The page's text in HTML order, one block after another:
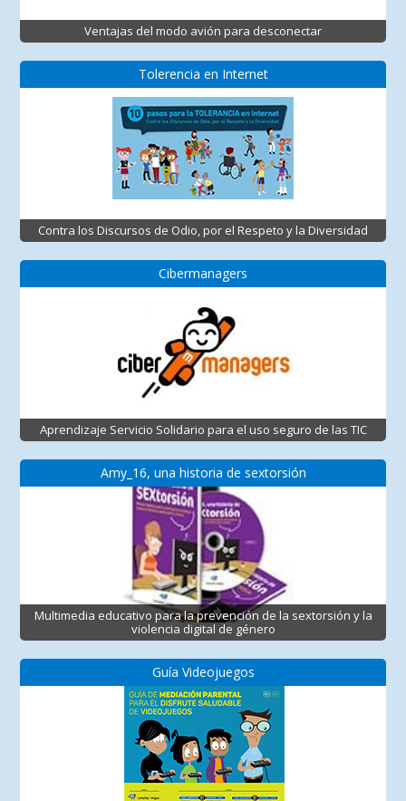
Ventajas del modo avión para desconectar
Tolerencia en Internet
Contra los Discursos de Odio, por el Respeto y la Diversidad
Cibermanagers
Aprendizaje Servicio Solidario para el uso seguro de las TIC
Amy_16, una historia de sextorsión
Multimedia educativo para la prevención de la sextorsión y la
violencia digital de género
Guía Videojuegos